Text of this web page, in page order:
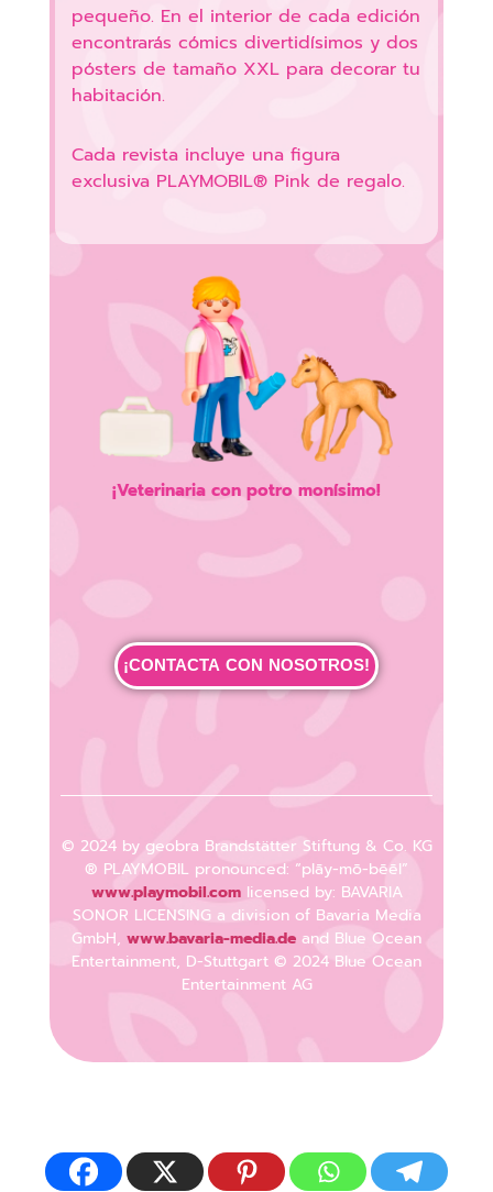
pequeño. En el interior de cada edición
encontrarás cómics divertidísimos y dos
pósters de tamaño XXL para decorar tu
habitación.
Cada revista incluye una figura
exclusiva PLAYMOBIL® Pink de regalo.
¡Veterinaria con potro monísimo!
¡CONTACTA CON NOSOTROS!
© 2024 by geobra Brandstätter Stiftung & Co. KG
® PLAYMOBIL pronounced: “plāy-mō-bēēl”
www.playmobil.com licensed by: BAVARIA
SONOR LICENSING a division of Bavaria Media
GmbH, www.bavaria-media.de and Blue Ocean
Entertainment, D-Stuttgart © 2024 Blue Ocean
Entertainment AG